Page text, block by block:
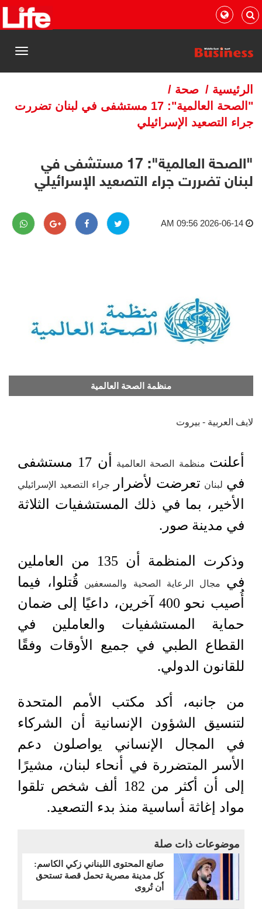
القائمة
الرئيسية / صحة /
"الصحة العالمية": 17 مستشفى في لبنان تضررت
جراء التصعيد الإسرائيلي
"الصحة العالمية": 17 مستشفى في
لبنان تضررت جراء التصعيد الإسرائيلي
2026-06-14 09:56 AM
منظمة الصحة العالمية
لايف العربية - بيروت
أعلنت منظمة الصحة العالمية
أن 17 مستشفى
في لبنان تعرضت لأضرار جراء التصعيد الإسرائيلي
الأخير، بما في ذلك المستشفيات الثلاثة
في مدينة صور.
وذكرت المنظمة أن 135 من العاملين
في مجال الرعاية الصحية والمسعفين قُتلوا، فيما
أُصيب نحو 400 آخرين، داعيًا إلى ضمان
حماية المستشفيات والعاملين في
القطاع الطبي في جميع الأوقات وفقًا
للقانون الدولي.
من جانبه، أكد مكتب الأمم المتحدة
لتنسيق الشؤون الإنسانية أن الشركاء
في المجال الإنساني يواصلون دعم
الأسر المتضررة في أنحاء لبنان، مشيرًا
إلى أن أكثر من 182 ألف شخص تلقوا
مواد إغاثة أساسية منذ بدء التصعيد.
موضوعات ذات صلة
صانع المحتوى اللبناني زكي الكاسم:
كل مدينة مصرية تحمل قصة تستحق
أن تُروى